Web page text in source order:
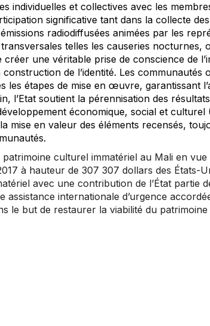
individuelles et collectives avec les
significative tant dans la collecte
radiodiffusées animées par les
telles les causeries nocturnes,
une véritable prise de conscience de
de l’identité. Les communautés
les étapes de mise en œuvre, garantissant
l’Etat soutient la pérennisation des
économique, social et culturel
mise en valeur des éléments recensés,
patrimoine culturel immatériel au Mali en
à hauteur de 307 307 dollars des États-
avec une contribution de l’État partie
assistance internationale d’urgence
le but de restaurer la viabilité du